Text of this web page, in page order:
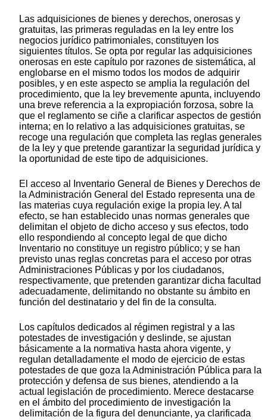
Las adquisiciones de bienes y derechos, onerosas y
gratuitas, las primeras reguladas en la ley entre los
negocios jurídico patrimoniales, constituyen los
siguientes títulos. Se opta por regular las adquisiciones
onerosas en este capítulo por razones de sistemática, al
englobarse en el mismo todos los modos de adquirir
posibles, y en este aspecto se amplia la regulación del
procedimiento, que la ley brevemente apunta, incluyendo
una breve referencia a la expropiación forzosa, sobre la
que el reglamento se ciñe a clarificar aspectos de gestión
interna; en lo relativo a las adquisiciones gratuitas, se
recoge una regulación que completa las reglas generales
de la ley y que pretende garantizar la seguridad jurídica y
la oportunidad de este tipo de adquisiciones.
El acceso al Inventario General de Bienes y Derechos de
la Administración General del Estado representa una de
las materias cuya regulación exige la propia ley. A tal
efecto, se han establecido unas normas generales que
delimitan el objeto de dicho acceso y sus efectos, todo
ello respondiendo al concepto legal de que dicho
Inventario no constituye un registro público; y se han
previsto unas reglas concretas para el acceso por otras
Administraciones Públicas y por los ciudadanos,
respectivamente, que pretenden garantizar dicha facultad
adecuadamente, delimitando no obstante su ámbito en
función del destinatario y del fin de la consulta.
Los capítulos dedicados al régimen registral y a las
potestades de investigación y deslinde, se ajustan
básicamente a la normativa hasta ahora vigente, y
regulan detalladamente el modo de ejercicio de estas
potestades de que goza la Administración Pública para la
protección y defensa de sus bienes, atendiendo a la
actual legislación de procedimiento. Merece destacarse
en el ámbito del procedimiento de investigación la
delimitación de la figura del denunciante, ya clarificada